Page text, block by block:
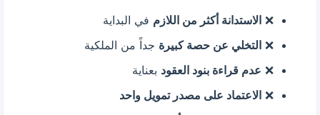
❌ الاستدانة أكثر من اللازم في البداية
❌ التخلي عن حصة كبيرة جداً من الملكية
❌ عدم قراءة بنود العقود بعناية
❌ الاعتماد على مصدر تمويل واحد